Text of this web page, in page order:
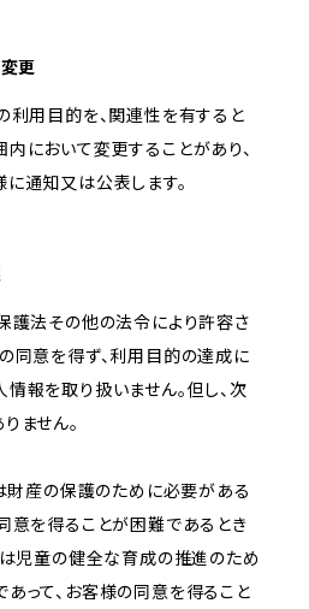
更
利用目的を、関連性を有すると
において変更することがあり、
通知又は公表します。
護法その他の法令により許容さ
同意を得ず、利用目的の達成に
報を取り扱いません。但し、次
ません。
財産の保護のために必要がある
意を得ることが困難であるとき
は児童の健全な育成の推進のため
って、お客様の同意を得ること